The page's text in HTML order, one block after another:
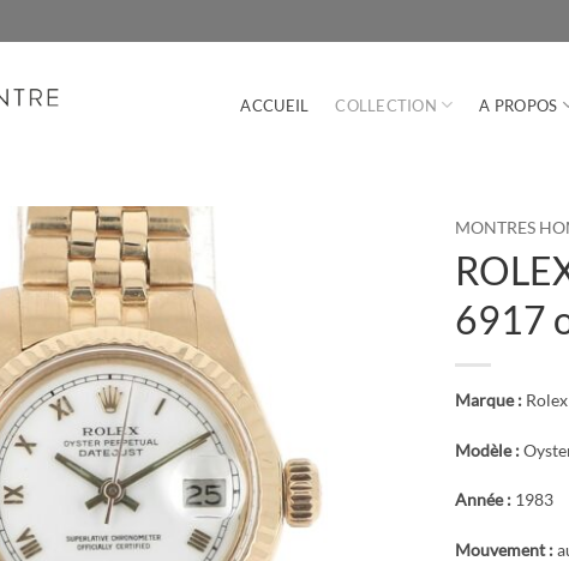
ACCUEIL COLLECTION A PROPOS
MONTRES
6917
Marque : Rolex
Modèle :
Année : 1983
Mouvement :